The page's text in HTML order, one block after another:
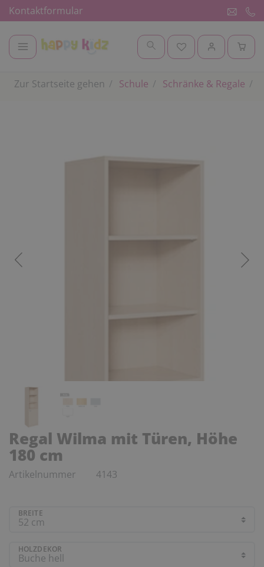
Kontaktformular
Zur Startseite gehen Schule Schränke & Regale
Regal Wilma mit Türen, Höhe
180 cm
Artikelnummer 4143
BREITE
HOLZDEKOR